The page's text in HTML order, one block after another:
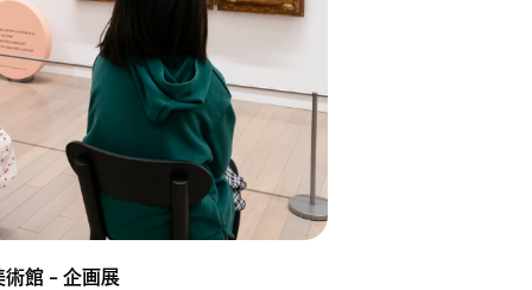
館 – 企画展